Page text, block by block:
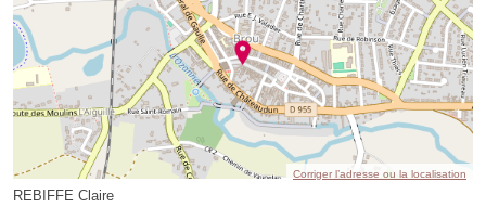
Corriger l’adresse ou la localisation
REBIFFE Claire